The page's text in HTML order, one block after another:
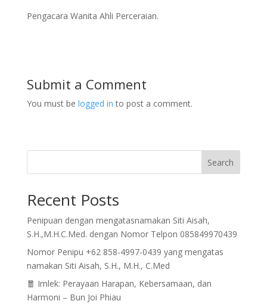
Pengacara Wanita Ahli Perceraian.
Submit a Comment
You must be logged in to post a comment.
Search
Recent Posts
Penipuan dengan mengatasnamakan Siti Aisah,
S.H.,M.H.C.Med. dengan Nomor Telpon 085849970439
Nomor Penipu +62 858-4997-0439 yang mengatas
namakan Siti Aisah, S.H., M.H., C.Med
🧧 Imlek: Perayaan Harapan, Kebersamaan, dan
Harmoni – Bun Joi Phiau